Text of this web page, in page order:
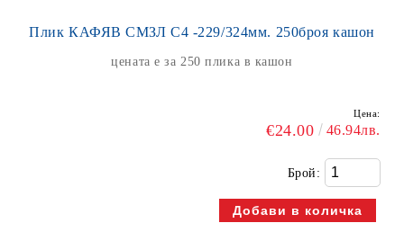
Плик КАФЯВ СМЗЛ С4 -229/324мм. 250броя кашон
цената е за 250 плика в кашон
Цена:
€24.00 46.94лв.
Брой: